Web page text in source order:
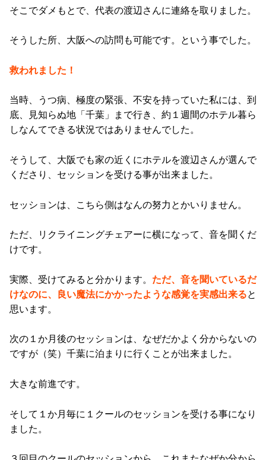
そこでダメもとで、代表の渡辺さんに連絡を取りました。
そうした所、大阪への訪問も可能です。という事でした。
救われました！
当時、うつ病、極度の緊張、不安を持っていた私には、到
底、見知らぬ地「千葉」まで行き、約１週間のホテル暮ら
しなんてできる状況ではありませんでした。
そうして、大阪でも家の近くにホテルを渡辺さんが選んで
くださり、セッションを受ける事が出来ました。
セッションは、こちら側はなんの努力とかいりません。
ただ、リクライニングチェアーに横になって、音を聞くだ
けです。
実際、受けてみると分かります。 ただ、音を聞いているだ
けなのに、良い魔法にかかったような感覚を実感出来ると
思います。
次の１か月後のセッションは、なぜだかよく分からないの
ですが（笑）千葉に泊まりに行くことが出来ました。
大きな前進です。
そして１か月毎に１クールのセッションを受ける事になり
ました。